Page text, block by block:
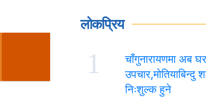
लोकप्रिय
1
चाँगुनारायणमा अब
उपचार,मोतियाबिन्दु
निःशुल्क हुने